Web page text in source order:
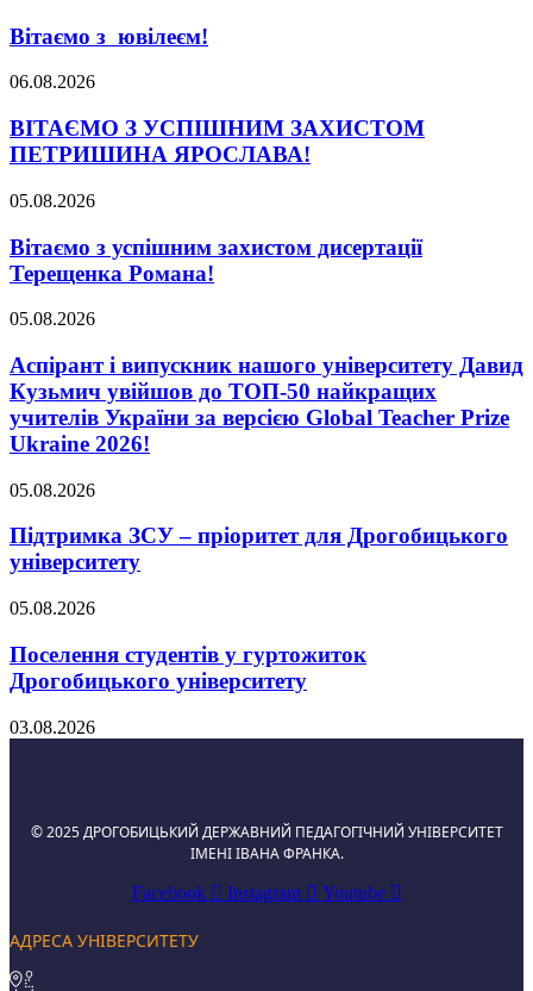
Вітаємо з ювілеєм!
06.08.2026
ВІТАЄМО З УСПІШНИМ ЗАХИСТОМ
ПЕТРИШИНА ЯРОСЛАВА!
05.08.2026
Вітаємо з успішним захистом дисертації
Терещенка Романа!
05.08.2026
Аспірант і випускник нашого університету Давид
Кузьмич увійшов до ТОП-50 найкращих
учителів України за версією Global Teacher Prize
Ukraine 2026!
05.08.2026
Підтримка ЗСУ – пріоритет для Дрогобицького
університету
05.08.2026
Поселення студентів у гуртожиток
Дрогобицького університету
03.08.2026
© 2025 ДРОГОБИЦЬКИЙ ДЕРЖАВНИЙ ПЕДАГОГІЧНИЙ УНІВЕРСИТЕТ
ІМЕНІ ІВАНА ФРАНКА.
Facebook
Instagram Youtube
АДРЕСА УНІВЕРСИТЕТУ